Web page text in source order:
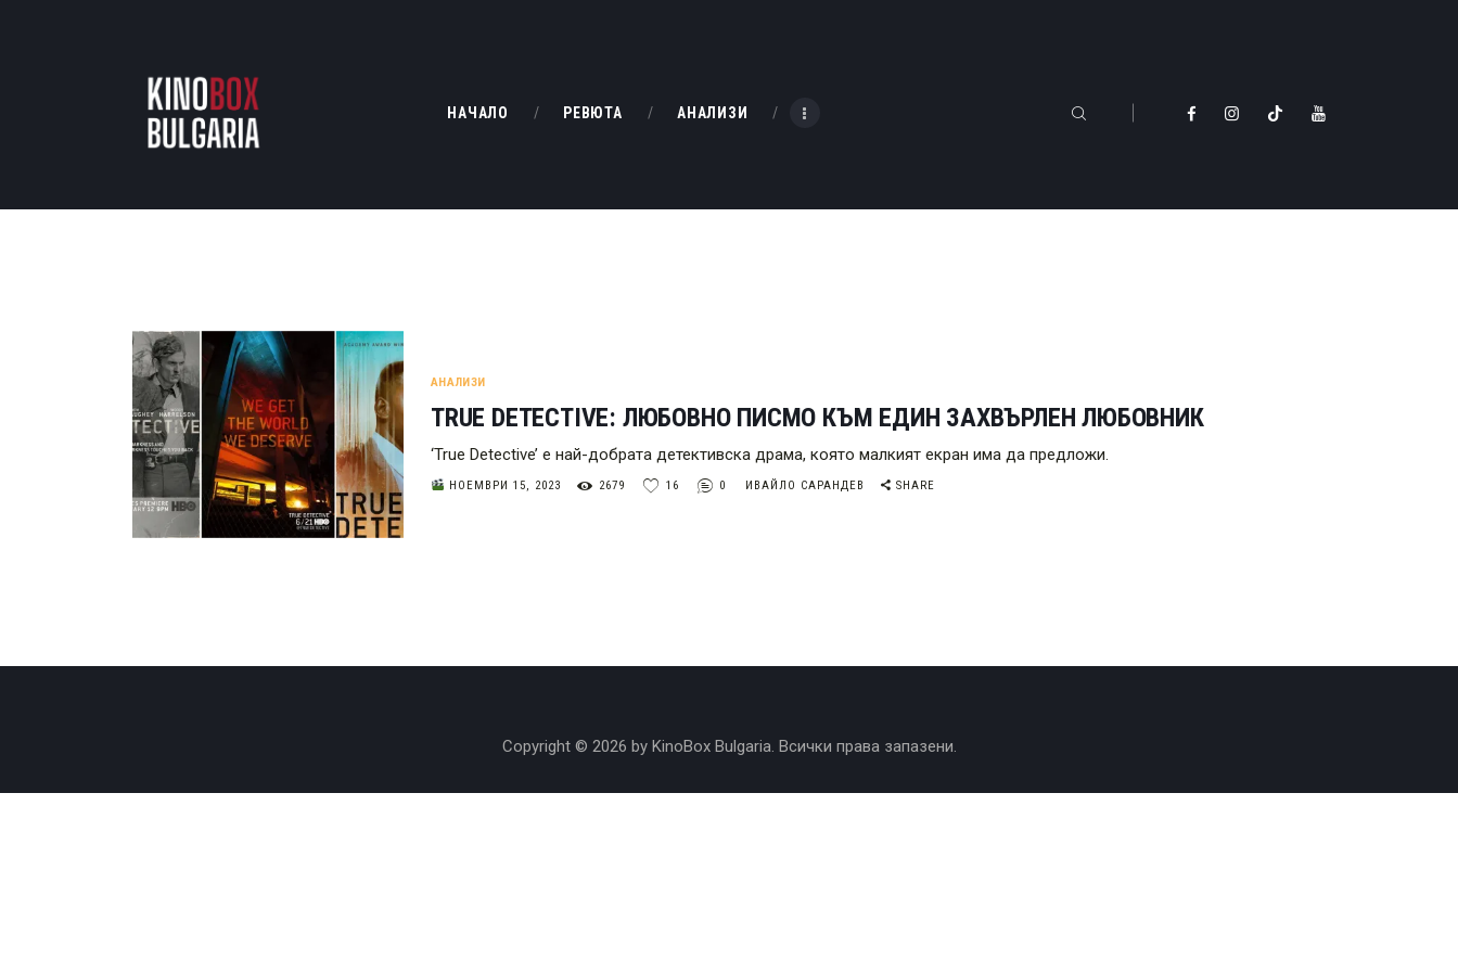
НАЧАЛО РЕВЮТА АНАЛИЗИ
РЕВЮТА
БАХТИ НАГРАДИТЕ
АНАЛИЗИ
TRUE DETECTIVE: ЛЮБОВНО ПИСМО КЪМ ЕДИН ЗАХВЪРЛЕН ЛЮБОВНИК
‘True Detective’ е най-добрата детективска драма, която малкият екран има да предложи.
НОЕМВРИ 15, 2023 2679 16 0 ИВАЙЛО САРАНДЕВ SHARE
Copyright © 2026 by KinoBox Bulgaria. Всички права запазени.